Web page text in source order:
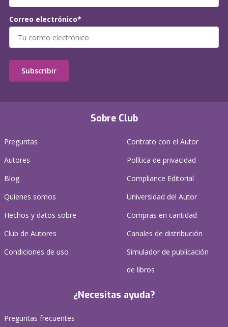
Sobre Club
Preguntas
Autores
Blog
Quienes somos
Hechos y datos sobre
Club de Autores
Condiciones de uso
Contrato con el Autor
Política de privacidad
Compliance Editorial
Universidad del Autor
Compras en cantidad
Canales de distribución
Simulador de publicación
de libros
¿Necesitas ayuda?
Preguntas frecuentes
Correo electrónico*
Subscribir